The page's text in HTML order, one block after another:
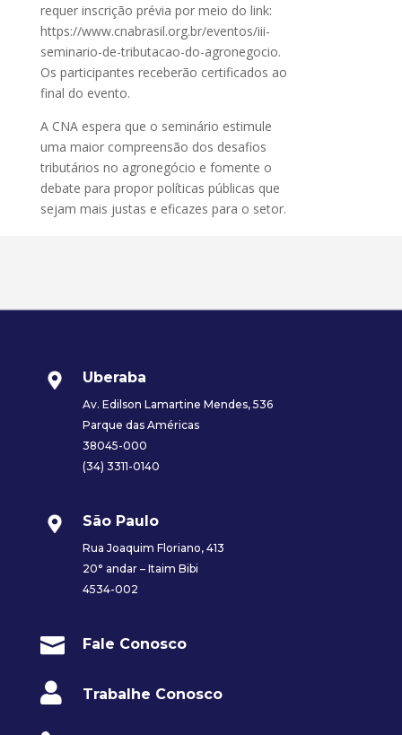
requer inscrição prévia por meio do link:
https://www.cnabrasil.org.br/eventos/iii-
seminario-de-tributacao-do-agronegocio.
Os participantes receberão certificados ao
final do evento.
A CNA espera que o seminário estimule
uma maior compreensão dos desafios
tributários no agronegócio e fomente o
debate para propor políticas públicas que
sejam mais justas e eficazes para o setor.
Uberaba
Av. Edilson Lamartine Mendes, 536
Parque das Américas
38045-000
(34) 3311-0140
São Paulo
Rua Joaquim Floriano, 413
20° andar – Itaim Bibi
4534-002
 Fale Conosco
 Trabalhe Conosco